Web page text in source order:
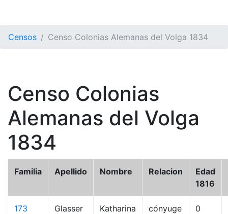
Censos Censo Colonias Alemanas del Volga 1834
Censo Colonias
Alemanas del Volga
1834
Familia Apellido Nombre Relacion
Edad
1816
173 Glasser
Katharina
cónyuge 0